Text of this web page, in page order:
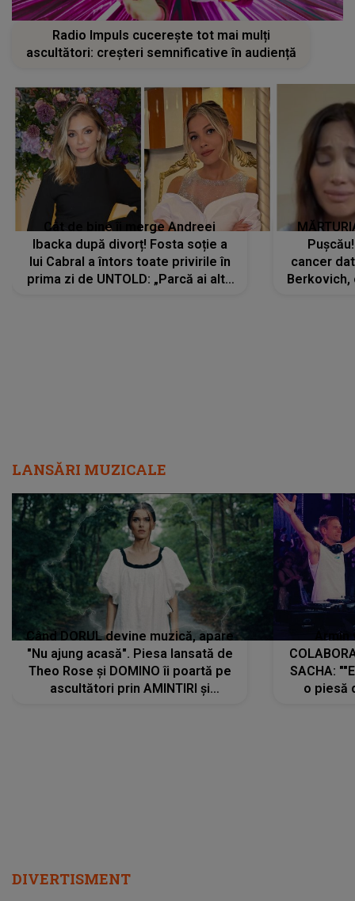
Radio Impuls cucerește tot mai mulți
ascultători: creșteri semnificative în audiență
Cât de bine îi merge Andreei
Ibacka după divorț! Fosta soție a
lui Cabral a întors toate privirile în
prima zi de UNTOLD: „Parcă ai altă
cancer
Berkovich,
LANSĂRI MUZICALE
Când DORUL devine muzică, apare
"Nu ajung acasă". Piesa lansată de
Theo Rose și DOMINO îi poartă pe
ascultători prin AMINTIRI și
SACHA:
o piesă
DIVERTISMENT